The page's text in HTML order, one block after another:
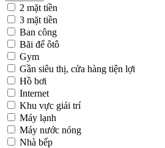
2 mặt tiền
3 mặt tiền
Ban công
Bãi để ôtô
Gym
Gần siêu thị, cửa hàng tiện lợi
Hồ bơi
Internet
Khu vực giải trí
Máy lạnh
Máy nước nóng
Nhà bếp